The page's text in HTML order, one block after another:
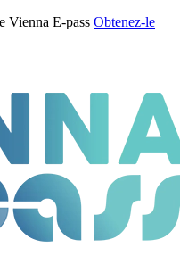
Vienna E-pass Obtenez-le